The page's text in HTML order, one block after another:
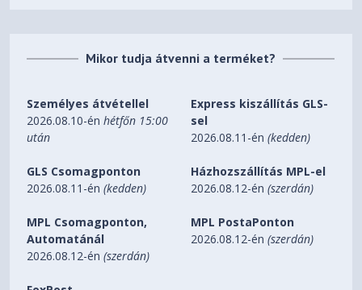
4096-QAM high data rate
20/40/80/160 MHz bandwidth
2.4 GHz
5 GHz
Operating Mode
Wireless Router Mode
Access Point Mode
Mikor tudja átvenni a terméket?
Személyes átvétellel
2026.08.10-énhétfőn 15:00
után
Express kiszállítás GLS-
sel
2026.08.11-én(kedden)
GLS Csomagponton
2026.08.11-én(kedden)
Házhozszállítás MPL-el
2026.08.12-én(szerdán)
MPL Csomagponton,
Automatánál
2026.08.12-én(szerdán)
MPL PostaPonton
2026.08.12-én(szerdán)